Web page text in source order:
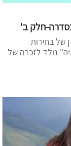
חלק ב'
של בחירות
נולד לזכרה של